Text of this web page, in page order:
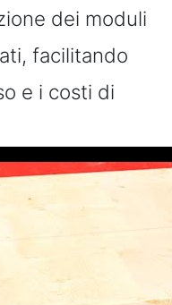
dei moduli
facilitando
e i costi di